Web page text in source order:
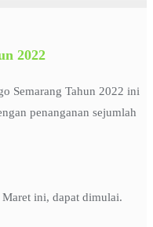
2022
Semarang Tahun 2022 ini
penanganan sejumlah
ini, dapat dimulai.